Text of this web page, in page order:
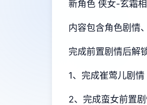
新角色 侠女-玄霜
内容包含角色剧情
完成前置剧情后解锁
1、完成崔莺儿剧情
2、完成蛮女前置